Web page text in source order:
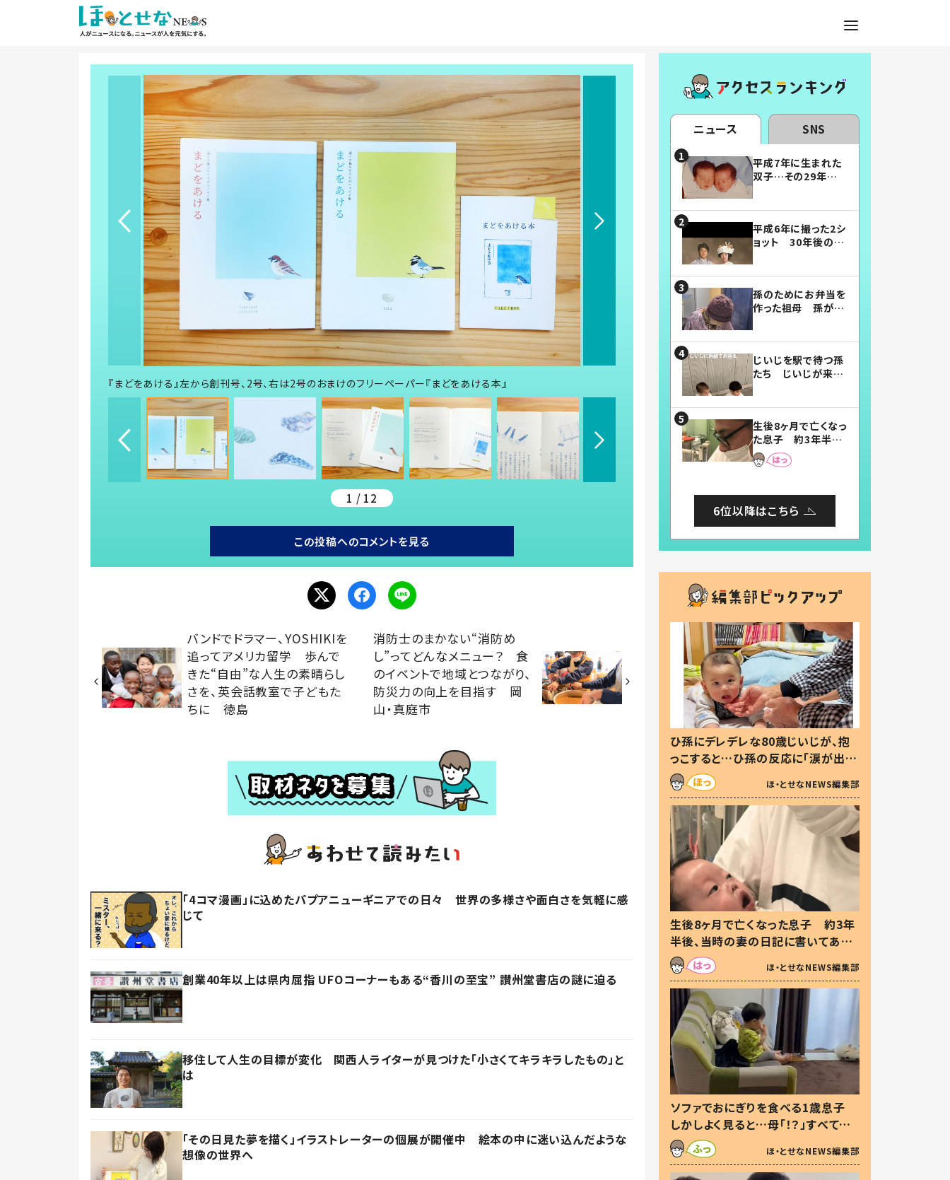
『まどをあける』左から創刊号、2号、右は2号のおまけのフリーペーパー『まどをあける本』
1 / 12
この投稿へのコメントを見る
バンドでドラマー、YOSHIKIを
追ってアメリカ留学 歩んで
きた“自由”な人生の素晴らし
さを、英会話教室で子どもた
ちに 徳島
消防士のまかない“消防め
し”ってどんなメニュー？ 食
のイベントで地域とつながり、
防災力の向上を目指す 岡
山・真庭市
「4コマ漫画」に込めたパプアニューギニアでの日々 世界の多様さや面白さを気軽に感
じて
創業40年以上は県内屈指 UFOコーナーもある“香川の至宝” 讃州堂書店の謎に迫る
移住して人生の目標が変化 関西人ライターが見つけた「小さくてキラキラしたもの」と
は
「その日見た夢を描く」イラストレーターの個展が開催中 絵本の中に迷い込んだような
想像の世界へ
ニュース SNS
平成7年に生まれた
双子…その29年後
平成6年に撮った2シ
ョット 30年後の姿
孫のためにお弁当を
作った祖母 孫が絶
じいじを駅で待つ孫
たち じいじが来た
まらない」「幸せにな
れる」
生後8ヶ月で亡くなっ
た息子 約3年半
後、当時の妻の日記
に書いてあった本音
6位以降はこちら
ひ孫にデレデレな80歳じいじが、抱
っこすると…ひ孫の反応に「涙が出ま
した」「可愛くて仕方ない」
ほ・とせなNEWS編集部
生後8ヶ月で亡くなった息子 約3年
半後、当時の妻の日記に書いてあっ
た本音とは
ほ・とせなNEWS編集部
ソファでおにぎりを食べる1歳息子
しかしよく見ると…母「！？」すべてを
察した母の投稿に「可愛いから許
す！」「現行犯〜」
ほ・とせなNEWS編集部